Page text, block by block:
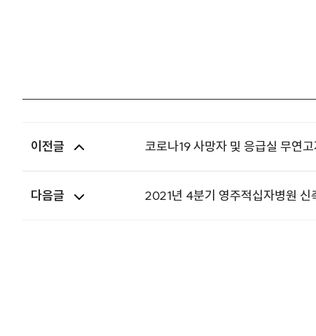
이전글 코로나19 사망자 및 응급실 무연
다음글 2021년 4분기 영주적십자병원